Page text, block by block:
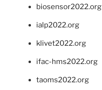
biosensor2022.org
ialp2022.org
klivet2022.org
ifac-hms2022.org
taoms2022.org